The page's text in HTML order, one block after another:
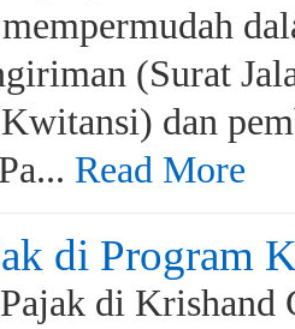
(Surat
dan
Read More
di Program
di Krishand